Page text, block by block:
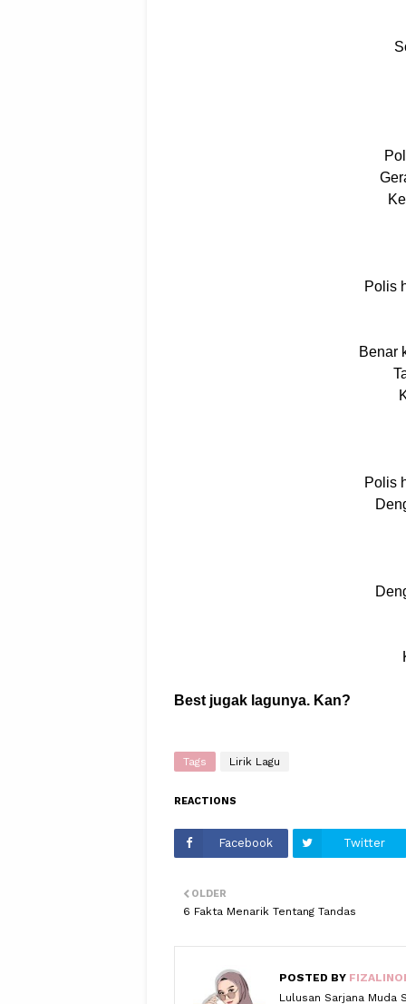
Polis
Benar
Polis
Best jugak lagunya. Kan?
Tags Lirik Lagu
REACTIONS
Facebook Twitter
OLDER
6 Fakta Menarik Tentang Tandas
POSTED BY
Lulusan Sarjana Muda